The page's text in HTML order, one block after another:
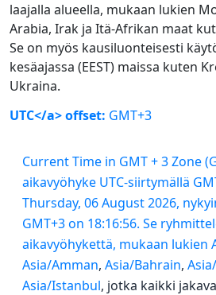
laajalla alueella, mukaan lukien
Arabia, Irak ja Itä-Afrikan maat
Se on myös kausiluonteisesti
kesäajassa (EEST) maissa kuten
Ukraina.
UTC</a> offset: GMT+3
Current Time in GMT + 3 Zone
aikavyöhyke UTC-siirtymällä
Thursday, 06 August 2026,
GMT+3 on 18:16:56. Se
aikavyöhykettä, mukaan lukien
Asia/Amman, Asia/Bahrain,
Asia/Istanbul, jotka kaikki